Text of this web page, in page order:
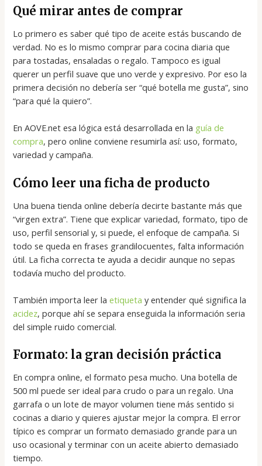
Qué mirar antes de comprar
Lo primero es saber qué tipo de aceite estás buscando de
verdad. No es lo mismo comprar para cocina diaria que
para tostadas, ensaladas o regalo. Tampoco es igual
querer un perfil suave que uno verde y expresivo. Por eso la
primera decisión no debería ser “qué botella me gusta”, sino
“para qué la quiero”.
En AOVE.net esa lógica está desarrollada en la guía de
compra, pero online conviene resumirla así: uso, formato,
variedad y campaña.
Cómo leer una ficha de producto
Una buena tienda online debería decirte bastante más que
“virgen extra”. Tiene que explicar variedad, formato, tipo de
uso, perfil sensorial y, si puede, el enfoque de campaña. Si
todo se queda en frases grandilocuentes, falta información
útil. La ficha correcta te ayuda a decidir aunque no sepas
todavía mucho del producto.
También importa leer laetiqueta y entender qué significa la
acidez, porque ahí se separa enseguida la información seria
del simple ruido comercial.
Formato: la gran decisión práctica
En compra online, el formato pesa mucho. Una botella de
500 ml puede ser ideal para crudo o para un regalo. Una
garrafa o un lote de mayor volumen tiene más sentido si
cocinas a diario y quieres ajustar mejor la compra. El error
típico es comprar un formato demasiado grande para un
uso ocasional y terminar con un aceite abierto demasiado
tiempo.